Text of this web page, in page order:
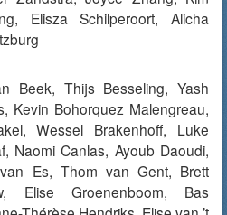
Elisza Schilperoort, Alicha
Beek, Thijs Besseling, Yash
Kevin Bohorquez Malengreau,
Wessel Brakenhoff, Luke
Naomi Canlas, Ayoub Daoudi,
Es, Thom van Gent, Brett
Elise Groenenboom, Bas